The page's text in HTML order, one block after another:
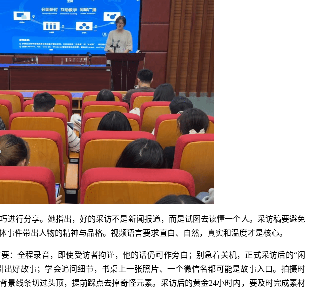
进行分享。她指出，好的采访不是新闻报道，而是试图去读懂一个人。采访稿要避免
件带出人物的精神与品格。视频语言要求直白、自然，真实和温度才是核心。
：全程录音，即使受访者拘谨，他的话仍可作旁白；别急着关机，正式采访后的“闲
好故事；学会追问细节，书桌上一张照片、一个微信名都可能是故事入口。拍摄时
景线条切过头顶，提前踩点去掉奇怪元素。采访后的黄金24小时内，要及时完成素材